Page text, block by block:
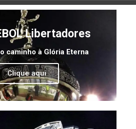
Libertadores
caminho à Glória Eterna
Clique aqui